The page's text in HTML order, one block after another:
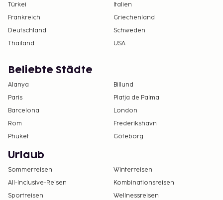
Türkei
Italien
Frankreich
Griechenland
Deutschland
Schweden
Thailand
USA
Beliebte Städte
Alanya
Billund
Paris
Platja de Palma
Barcelona
London
Rom
Frederikshavn
Phuket
Göteborg
Urlaub
Sommerreisen
Winterreisen
All-Inclusive-Reisen
Kombinationsreisen
Sportreisen
Wellnessreisen